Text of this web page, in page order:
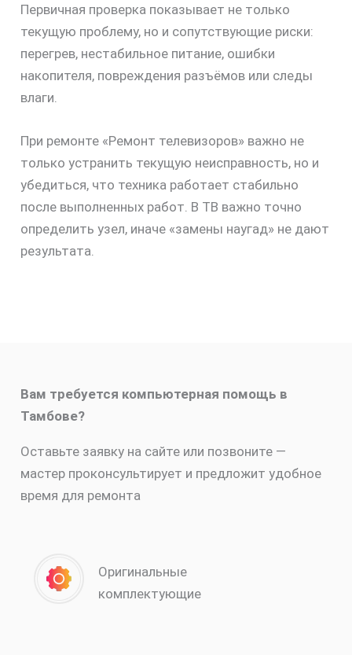
Первичная проверка показывает не только
текущую проблему, но и сопутствующие риски:
перегрев, нестабильное питание, ошибки
накопителя, повреждения разъёмов или следы
влаги.
При ремонте «Ремонт телевизоров» важно не
только устранить текущую неисправность, но и
убедиться, что техника работает стабильно
после выполненных работ. В ТВ важно точно
определить узел, иначе «замены наугад» не дают
результата.
Вам требуется компьютерная помощь в
Тамбове?
Оставьте заявку на сайте или позвоните —
мастер проконсультирует и предложит удобное
время для ремонта
Оригинальные
комплектующие